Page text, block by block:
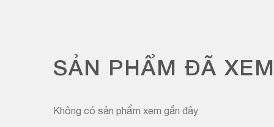
SẢN PHẨM ĐÃ XEM
Không có sản phẩm xem gần đây